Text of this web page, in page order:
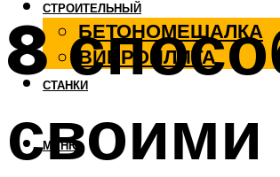
СТРОИТЕЛЬНЫЙ
БЕТОНОМЕШАЛКА
ВИБРОПЛИТА
СТАНКИ
МЕНЮ
8
своими